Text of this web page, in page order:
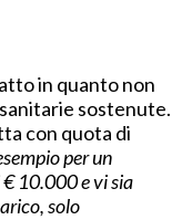
in quanto non
sostenute.
con quota di
per un
10.000 e vi sia
solo